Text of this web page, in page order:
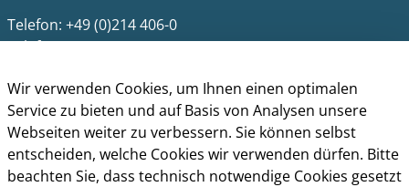
Telefon: +49 (0)214 406-0
Telefax: +49 (0)214 406-11004
postmaster@stadt.leverkusen.de
Öffnungszeiten
Die allgemeinen Servicezeiten der Verwaltung
(telefonische Erreichbarkeit) sind:
Wir verwenden Cookies, um Ihnen einen optimalen
Service zu bieten und auf Basis von Analysen unsere
Webseiten weiter zu verbessern. Sie können selbst
entscheiden, welche Cookies wir verwenden dürfen. Bitte
beachten Sie, dass technisch notwendige Cookies gesetzt